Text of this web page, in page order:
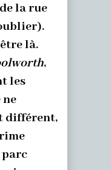
la rue
là.
,
les
différent,
parc